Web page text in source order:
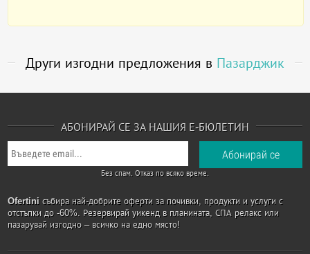
Други изгодни предложения в Пазарджик
АБОНИРАЙ СЕ ЗА НАШИЯ Е-БЮЛЕТИН
Без спам. Отказ по всяко време.
Ofertini събира най-добрите оферти за почивки, продукти и услуги с
отстъпки до -60%. Резервирай уикенд в планината, СПА релакс или
пазарувай изгодно – всичко на едно място!